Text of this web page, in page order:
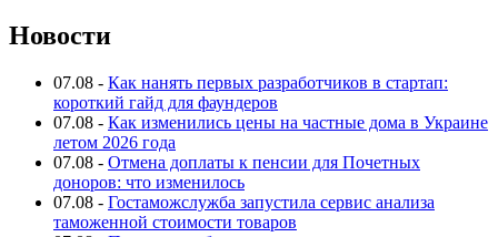
Новости
07.08 - Как нанять первых разработчиков в стартап:
короткий гайд для фаундеров
07.08 - Как изменились цены на частные дома в Украине
летом 2026 года
07.08 - Отмена доплаты к пенсии для Почетных
доноров: что изменилось
07.08 - Гостаможслужба запустила сервис анализа
таможенной стоимости товаров